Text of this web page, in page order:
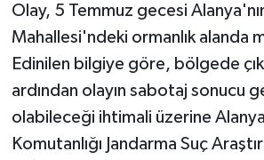
Olay, 5 Temmuz gecesi
Mahallesi'ndeki ormanlık alanda
Edinilen bilgiye göre, bölgede
ardından olayın sabotaj sonucu
olabileceği ihtimali üzerine
Komutanlığı Jandarma Suç